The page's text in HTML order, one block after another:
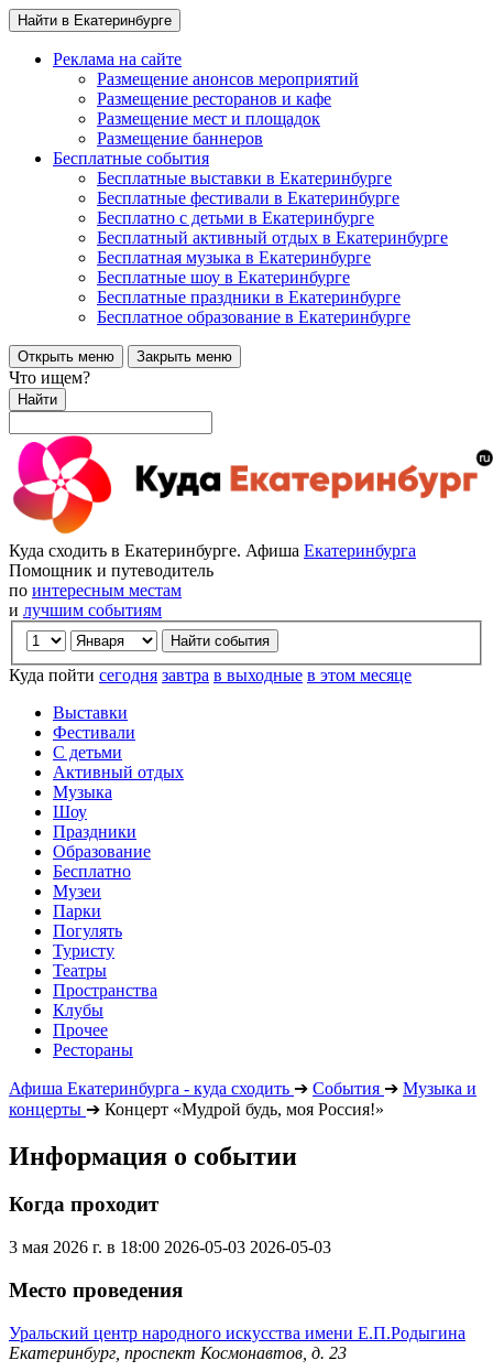
Найти в Екатеринбурге
Реклама на сайте
Размещение анонсов мероприятий
Размещение ресторанов и кафе
Размещение мест и площадок
Размещение баннеров
Бесплатные события
Бесплатные выставки в Екатеринбурге
Бесплатные фестивали в Екатеринбурге
Бесплатно с детьми в Екатеринбурге
Бесплатный активный отдых в Екатеринбурге
Бесплатная музыка в Екатеринбурге
Бесплатные шоу в Екатеринбурге
Бесплатные праздники в Екатеринбурге
Бесплатное образование в Екатеринбурге
Открыть меню Закрыть меню
Что ищем?
Найти
Куда сходить в Екатеринбурге. Афиша Екатеринбурга
Помощник и путеводитель
по интересным местам
и лучшим событиям
Куда пойти сегодня завтра в выходные в этом месяце
Выставки
Фестивали
С детьми
Активный отдых
Музыка
Шоу
Праздники
Образование
Бесплатно
Музеи
Парки
Погулять
Туристу
Театры
Пространства
Клубы
Прочее
Рестораны
Афиша Екатеринбурга - куда сходить ➔ События ➔ Музыка и
концерты ➔ Концерт «Мудрой будь, моя Россия!»
Информация о событии
Когда проходит
3 мая 2026 г. в 18:00 2026-05-03 2026-05-03
Место проведения
Уральский центр народного искусства имени Е.П.Родыгина
Екатеринбург, проспект Космонавтов, д. 23